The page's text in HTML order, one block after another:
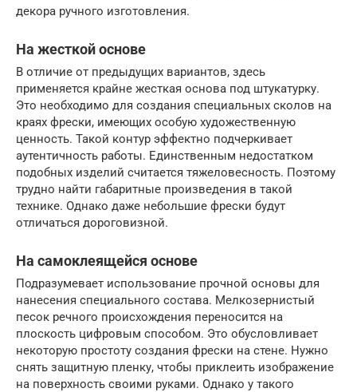
декора ручного изготовления.
На жесткой основе
В отличие от предыдущих вариантов, здесь
применяется крайне жесткая основа под штукатурку.
Это необходимо для создания специальных сколов на
краях фрески, имеющих особую художественную
ценность. Такой контур эффектно подчеркивает
аутентичность работы. Единственным недостатком
подобных изделий считается тяжеловесность. Поэтому
трудно найти габаритные произведения в такой
технике. Однако даже небольшие фрески будут
отличаться дороговизной.
На самоклеящейся основе
Подразумевает использование прочной основы для
нанесения специального состава. Мелкозернистый
песок речного происхождения переносится на
плоскость цифровым способом. Это обусловливает
некоторую простоту создания фрески на стене. Нужно
снять защитную пленку, чтобы приклеить изображение
на поверхность своими руками. Однако у такого